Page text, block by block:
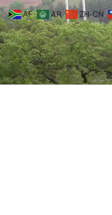
Zum
Inhalt
springen
AF AR ZH-CN